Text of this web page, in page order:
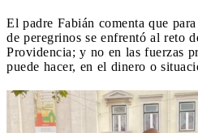
El padre Fabián comenta que
de peregrinos se enfrentó al reto
Providencia; y no en las fuerzas
puede hacer, en el dinero o